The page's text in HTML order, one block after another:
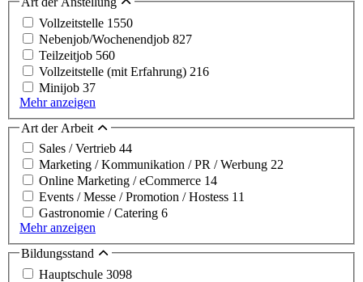
Vollzeitstelle 1550
Nebenjob/Wochenendjob 827
Teilzeitjob 560
Vollzeitstelle (mit Erfahrung) 216
Minijob 37
Mehr anzeigen
Art der Arbeit
Sales / Vertrieb 44
Marketing / Kommunikation / PR / Werbung 22
Online Marketing / eCommerce 14
Events / Messe / Promotion / Hostess 11
Gastronomie / Catering 6
Mehr anzeigen
Bildungsstand
Hauptschule 3098